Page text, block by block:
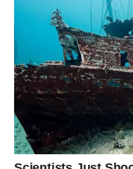
– profesionalni skok
– priznanje za svoj rad
– priliku koja menja
– finansijsko olakšanje
Ovo je period kada
nagrade. Ono što su
raste brže nego ikada.